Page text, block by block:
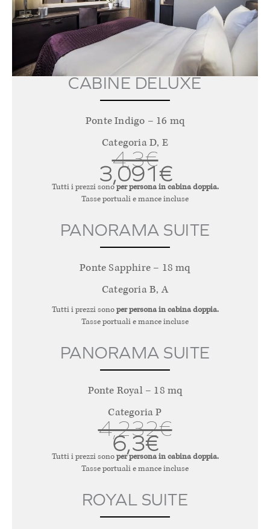
CABINE DELUXE
Ponte Indigo – 16 mq
Categoria D, E
4,3€
3,091€
Tutti i prezzi sonoper persona in cabina doppia.
Tasse portuali e mance incluse
PANORAMA SUITE
Ponte Sapphire – 18 mq
Categoria B, A
Tutti i prezzi sonoper persona in cabina doppia.
Tasse portuali e mance incluse
PANORAMA SUITE
Ponte Royal – 18 mq
Categoria P
4,232€
6,3€
Tutti i prezzi sonoper persona in cabina doppia.
Tasse portuali e mance incluse
ROYAL SUITE